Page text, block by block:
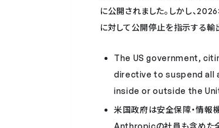
に公開されました。しかし、
に対して公開停止を指示する輸
The US government,
directive to suspend all
inside or outside the
米国政府は安全保障・情報
Anthropicの社員も含めた